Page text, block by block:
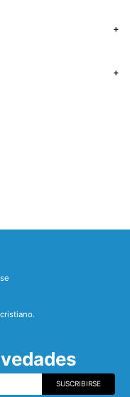
SUSCRIBIRSE